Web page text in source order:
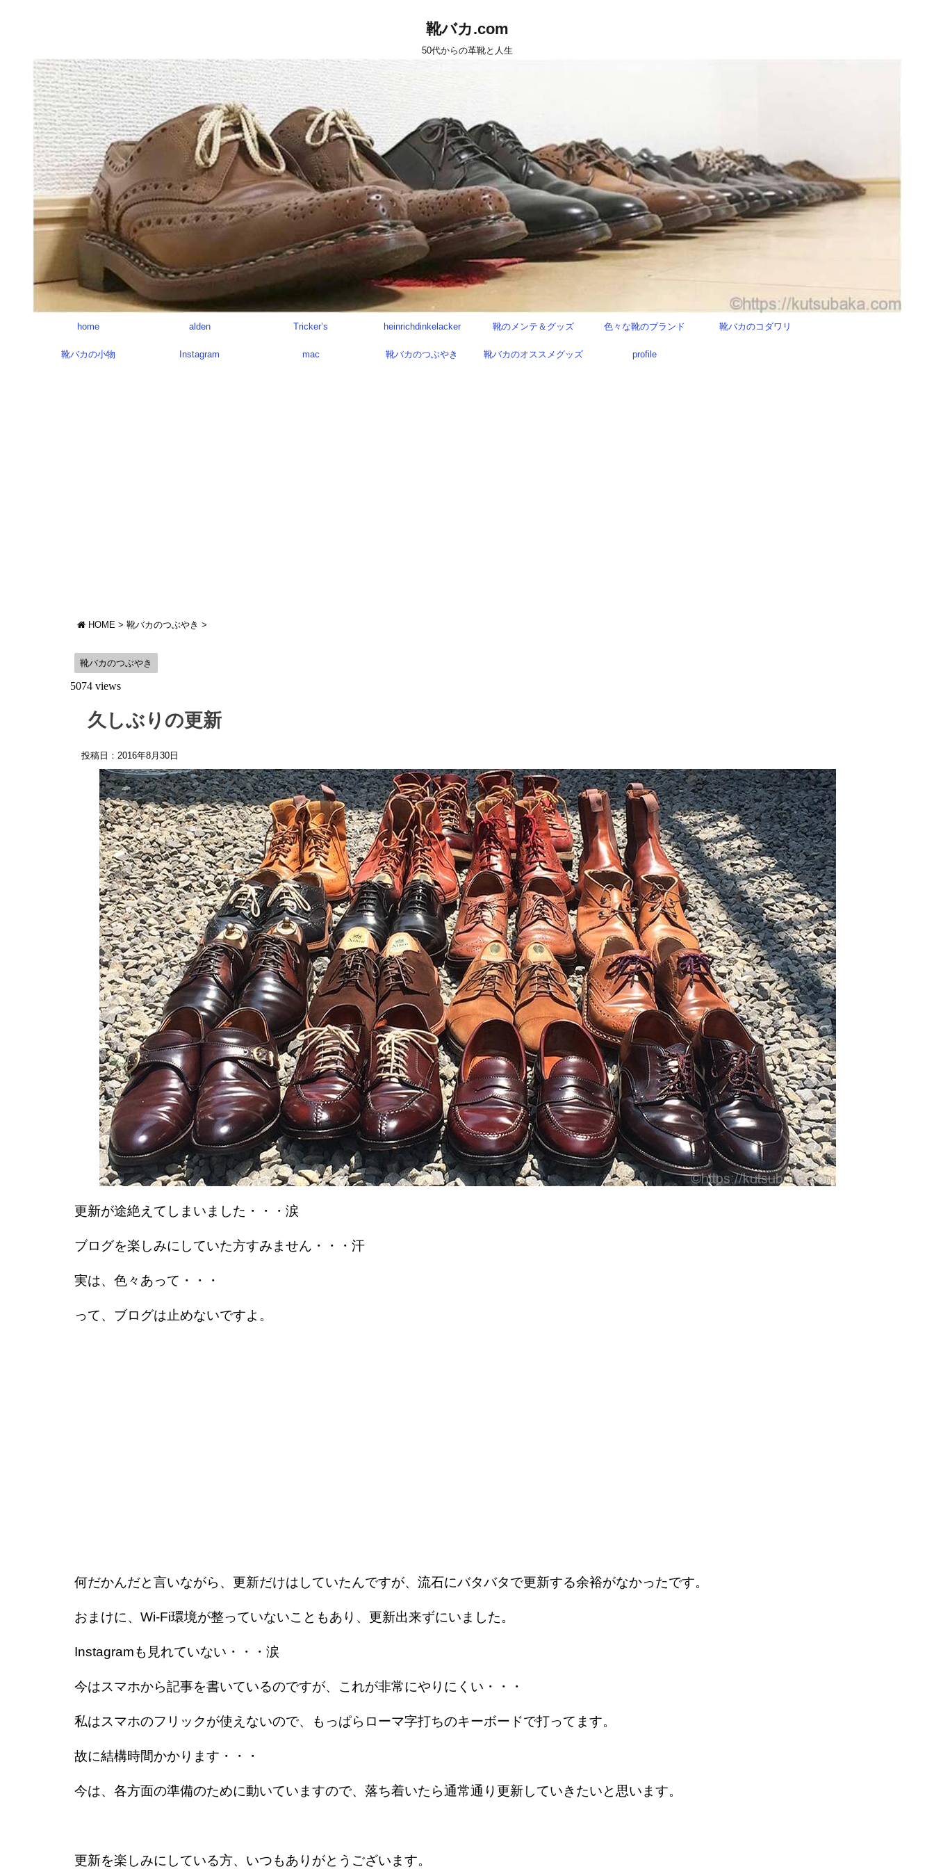
靴バカ.com
50代からの革靴と人生
home alden Tricker’s heinrichdinkelacker 靴のメンテ＆グッズ 色々な靴のブランド 靴バカのコダワリ
靴バカの小物 Instagram mac 靴バカのつぶやき 靴バカのオススメグッズ profile
HOME > 靴バカのつぶやき >
靴バカのつぶやき
5074 views
久しぶりの更新
投稿日： 2016年8月30日
更新が途絶えてしまいました・・・涙
ブログを楽しみにしていた方すみません・・・汗
実は、色々あって・・・
って、ブログは止めないですよ。
何だかんだと言いながら、更新だけはしていたんですが、流石にバタバタで更新する余裕がなかったです。
おまけに、Wi-Fi環境が整っていないこともあり、更新出来ずにいました。
Instagramも見れていない・・・涙
今はスマホから記事を書いているのですが、これが非常にやりにくい・・・
私はスマホのフリックが使えないので、もっぱらローマ字打ちのキーボードで打ってます。
故に結構時間かかります・・・
今は、各方面の準備のために動いていますので、落ち着いたら通常通り更新していきたいと思います。
更新を楽しみにしている方、いつもありがとうございます。